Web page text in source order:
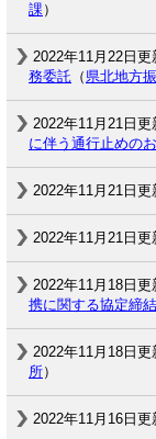
課）
2022年11月22日更
務委託 （ 県北地方
2022年11月21日更
に伴う通行止めの
2022年11月21日更
2022年11月21日更
2022年11月18日更
携に関する協定締
2022年11月18日更
所）
2022年11月16日更